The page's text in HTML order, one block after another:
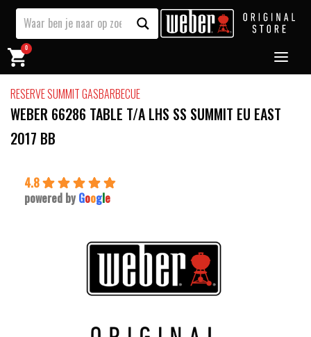
0
RESERVE SUMMIT GASBARBECUE
WEBER 66286 TABLE T/A LHS SS SUMMIT EU EAST
2017 BB
4.8
powered by Google